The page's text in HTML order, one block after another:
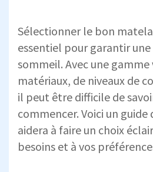
Sélectionner le bon
essentiel pour garantir
sommeil. Avec une gamme
matériaux, de niveaux de
il peut être difficile de
commencer. Voici un
aidera à faire un choix
besoins et à vos